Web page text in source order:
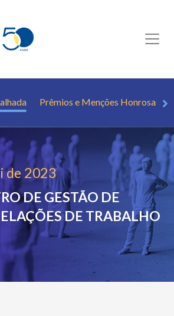
Prêmios e Menções Honrosas
de 2023
DE GESTÃO DE
DE TRABALHO